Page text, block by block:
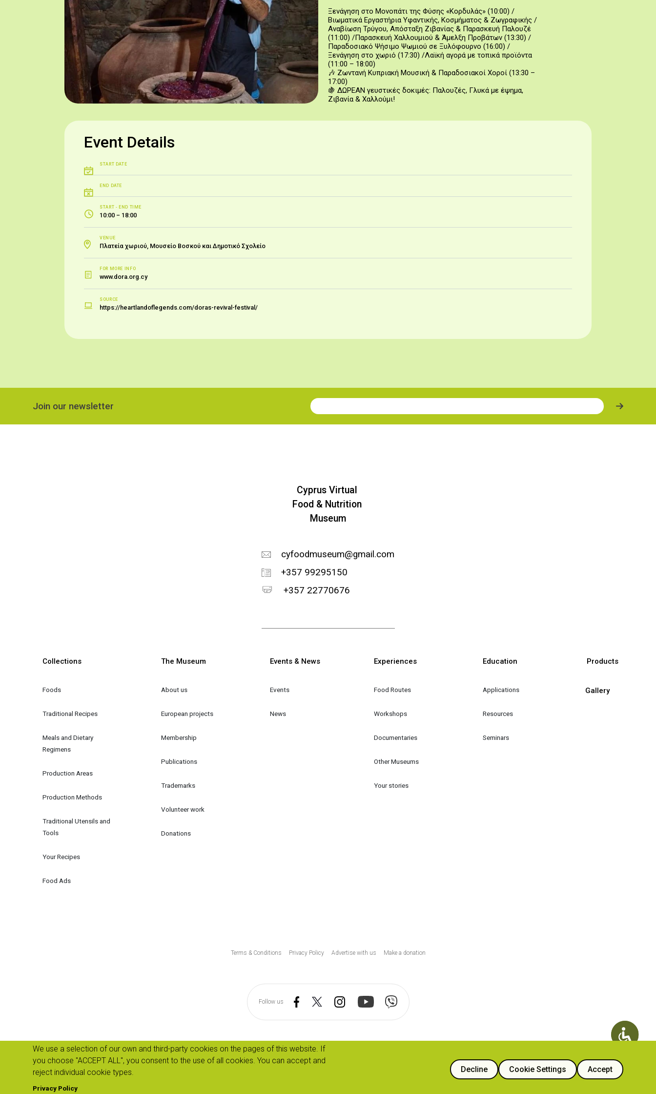
Ξενάγηση στο Μονοπάτι της Φύσης «Κορδυλάς» (10:00) /
Βιωματικά Εργαστήρια Υφαντικής, Κοσμήματος & Ζωγραφικής /
Αναβίωση Τρύγου, Απόσταξη Ζιβανίας & Παρασκευή Παλουζέ
(11:00) /Παρασκευή Χαλλουμιού & Άμελξη Προβάτων (13:30) /
Παραδοσιακό Ψήσιμο Ψωμιού σε Ξυλόφουρνο (16:00) /
Ξενάγηση στο χωριό (17:30) /Λαϊκή αγορά με τοπικά προϊόντα
(11:00 – 18:00)
🎶 Ζωντανή Κυπριακή Μουσική & Παραδοσιακοί Χοροί (13:30 –
17:00)
🍇 ΔΩΡΕΑΝ γευστικές δοκιμές: Παλουζές, Γλυκά με έψημα,
Ζιβανία & Χαλλούμι!
Event Details
START DATE
END DATE
START - END TIME
10:00 – 18:00
VENUE
Πλατεία χωριού, Μουσείο Βοσκού και Δημοτικό Σχολείο
FOR MORE INFO
www.dora.org.cy
SOURCE
https://heartlandoflegends.com/doras-revival-festival/
Join our newsletter
Join our Newsletter
Cyprus Virtual
Food & Nutrition
Museum
cyfoodmuseum@gmail.com
+357 99295150
+357 22770676
Κεντρική πλοήγηση
Collections
Foods
Traditional Recipes
Meals and Dietary
Regimens
Production Areas
Production Methods
Traditional Utensils and
Tools
Your Recipes
Food Ads
The Museum
About us
European projects
Membership
Publications
Trademarks
Volunteer work
Donations
Events & News
Events
News
Experiences
Food Routes
Workshops
Documentaries
Other Museums
Your stories
Education
Applications
Resources
Seminars
Products
Gallery
Υποσέλιδο
Terms & Conditions Privacy Policy Advertise with us Make a donation
Follow us
We use a selection of our own and third-party cookies on the pages of this website. If
you choose "ACCEPT ALL", you consent to the use of all cookies. You can accept and
reject individual cookie types.
Privacy Policy
Cookie Settings
Decline Accept
Copyrights © 2026 - Cyprus Food Museum